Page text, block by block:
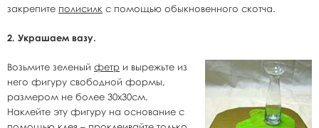
закрепите полисилк с помощью обыкновенного скотча.
2. Украшаем вазу.
Возьмите зеленый фетр и вырежьте из
него фигуру свободной формы,
размером не более 30х30см.
Наклейте эту фигуру на основание с